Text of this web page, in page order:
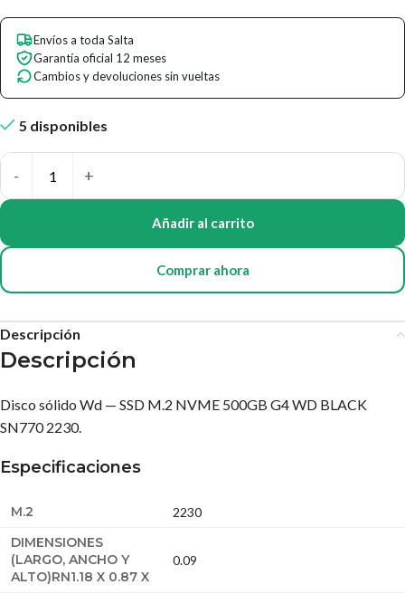
Envíos a toda Salta
Garantía oficial 12 meses
Cambios y devoluciones sin vueltas
5 disponibles
Añadir al carrito
Comprar ahora
Descripción
Descripción
Disco sólido Wd — SSD M.2 NVME 500GB G4 WD BLACK
SN770 2230.
Especificaciones
M.2 2230
DIMENSIONES
(LARGO, ANCHO Y
ALTO)RN1.18 X 0.87 X
0.09